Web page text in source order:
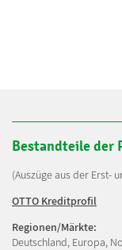
Bestandteile der
(Auszüge aus der Erst-
OTTO Kreditprofil
Regionen/Märkte:
Deutschland, Europa,